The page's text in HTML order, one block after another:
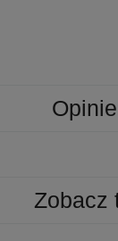
Opinie
Zobacz